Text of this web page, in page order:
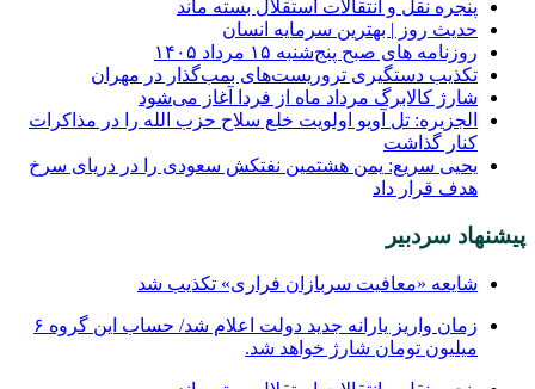
پنجره‌ نقل و انتقالات استقلال بسته ماند
حدیث روز | بهترین سرمایه انسان
روزنامه‌ های صبح پنج‌شنبه ۱۵ مرداد ۱۴۰۵
تکذیب دستگیری تروریست‌های بمب‌گذار در مهران
شارژ کالابرگ مرداد ماه از فردا آغاز می‌شود
الجزیره: تل آویو اولویت خلع سلاح حزب الله را در مذاکرات
کنار گذاشت
یحیی سریع: یمن هشتمین نفتکش سعودی را در دریای سرخ
هدف قرار داد
پیشنهاد سردبیر
شایعه «معافیت سربازان فراری» تکذیب شد
زمان واریز یارانه جدید دولت اعلام شد/ حساب این گروه ۶
میلیون تومان شارژ خواهد شد.